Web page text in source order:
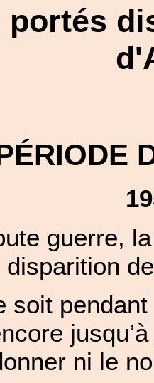
guerre,
disparition
soit
ni le